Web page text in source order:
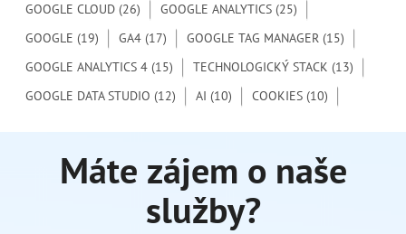
GOOGLE CLOUD (26) GOOGLE ANALYTICS (25)
GOOGLE (19) GA4 (17) GOOGLE TAG MANAGER (15)
GOOGLE ANALYTICS 4 (15) TECHNOLOGICKÝ STACK (13)
GOOGLE DATA STUDIO (12) AI (10) COOKIES (10)
Máte zájem o naše
služby?